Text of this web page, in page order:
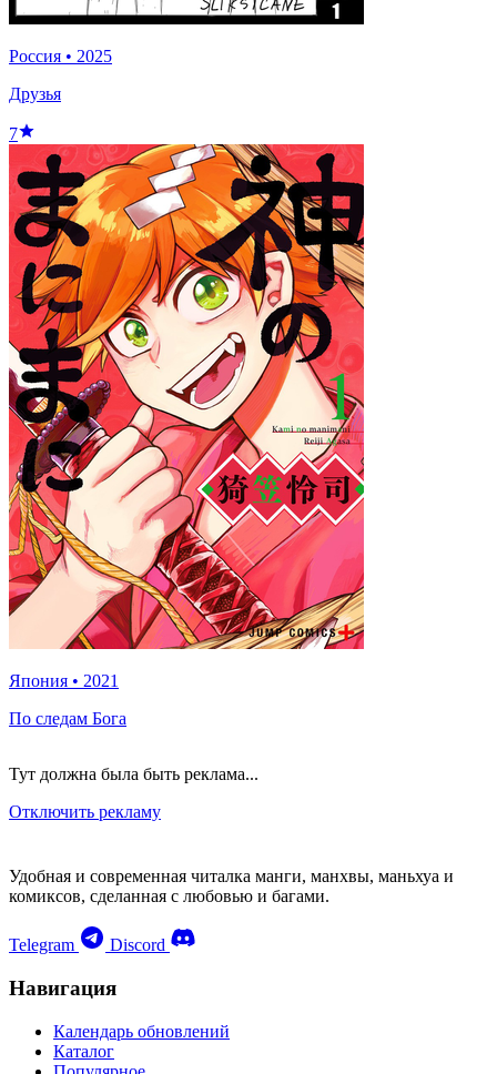
Россия • 2025
Друзья
7
Япония • 2021
По следам Бога
Тут должна была быть реклама...
Отключить рекламу
Удобная и современная читалка манги, манхвы, маньхуа и
комиксов, сделанная с любовью и багами.
Telegram Discord
Навигация
Календарь обновлений
Каталог